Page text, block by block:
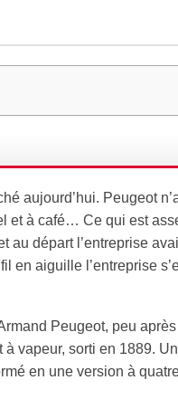
aujourd’hui. Peugeot
et à café… Ce qui est
au départ l’entreprise
en aiguille l’entreprise
Peugeot, peu
vapeur, sorti en 1889.
en une version à